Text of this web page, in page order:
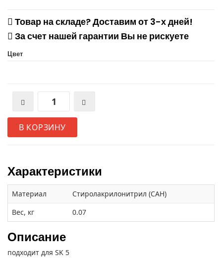
Товар на складе? Доставим от 3-х дней!
За счет нашей гарантии Вы не рискуете
Цвет
В КОРЗИНУ
Характеристики
Материал
Стиролакрилонитрил (САН)
Вес, кг
0.07
Описание
подходит для SK 5